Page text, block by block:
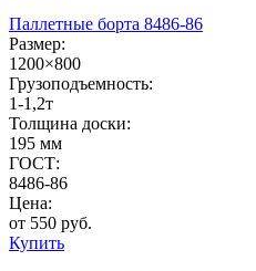
Паллетные борта 8486-86
Размер:
1200×800
Грузоподъемность:
1-1,2т
Толщина доски:
195 мм
ГОСТ:
8486-86
Цена:
от 550 руб.
Купить